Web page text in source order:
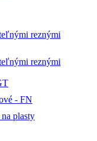
reznými
reznými
- FN
plasty